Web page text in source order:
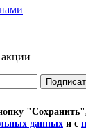
данных и с